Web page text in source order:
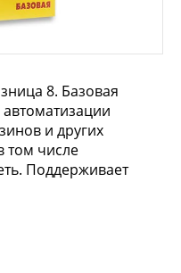
8. Базовая
и других
том числе
Поддерживает